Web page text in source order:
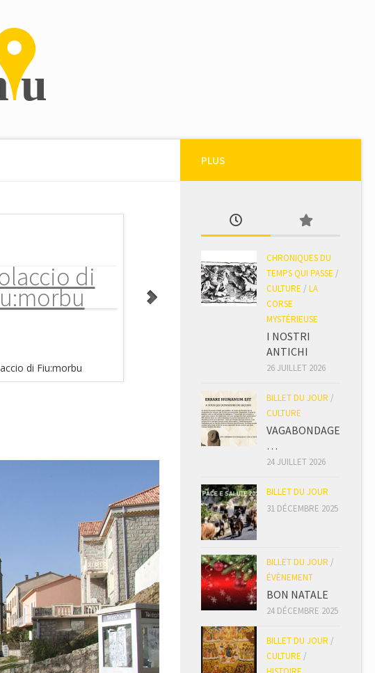
di Fiu:morbu Isolaccio di Fiu:morbu
PLUS
CHRONIQUES DU
TEMPS QUI PASSE /
CULTURE / LA
CORSE
MYSTÉRIEUSE
I NOSTRI
ANTICHI
26 JUILLET 2026
BILLET DU JOUR /
CULTURE
VAGABONDAGE
…
24 JUILLET 2026
BILLET DU JOUR
31 DÉCEMBRE 2025
BILLET DU JOUR /
ÉVÈNEMENT
BON NATALE
24 DÉCEMBRE 2025
BILLET DU JOUR /
CULTURE /